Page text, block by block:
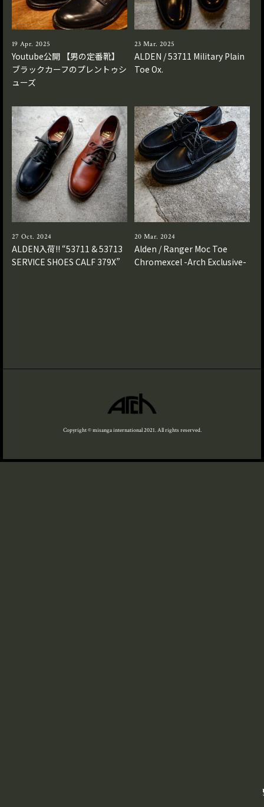
19 Apr. 2025
Youtube公開 【男の定番靴】
ブラックカーフのプレントゥシ
ューズ
23 Mar. 2025
ALDEN / 53711 Military Plain
Toe Ox.
27 Oct. 2024
ALDEN入荷!! “53711 & 53713
SERVICE SHOES CALF 379X”
20 Mar. 2024
Alden / Ranger Moc Toe
Chromexcel -Arch Exclusive-
Copyright © misanga international 2021. All rights reserved.